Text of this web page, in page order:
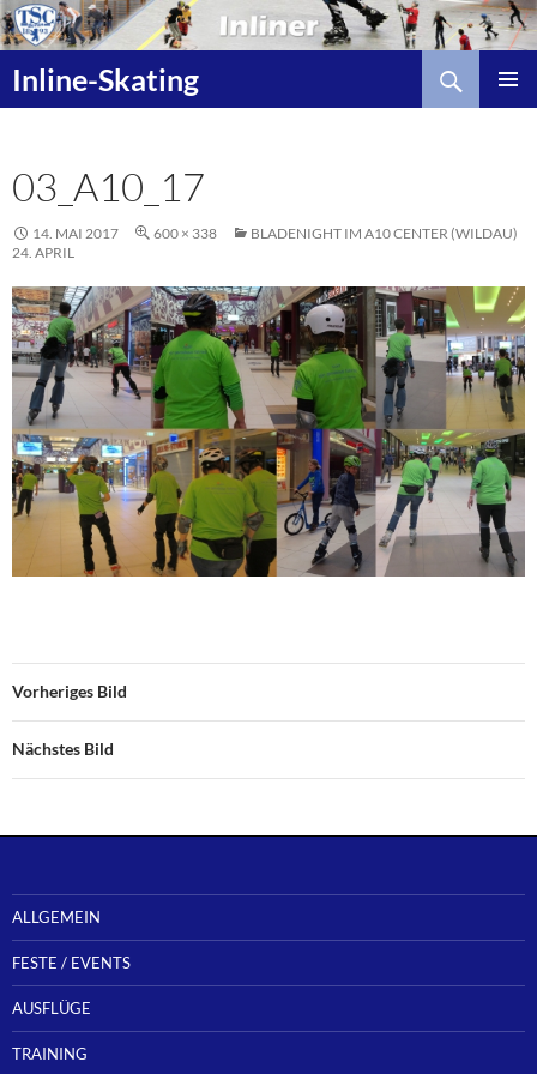
Zum
Inhalt
springen
Inline-Skating
Suchen
03_A10_17
14. MAI 2017 600 × 338
BLADENIGHT IM A10 CENTER (WILDAU)
24. APRIL
Vorheriges Bild
Nächstes Bild
ALLGEMEIN
FESTE / EVENTS
AUSFLÜGE
TRAINING